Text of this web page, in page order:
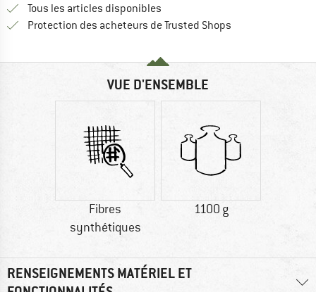
Tous les articles disponibles
Protection des acheteurs de Trusted Shops
VUE D'ENSEMBLE
Fibres
synthétiques
1100 g
RENSEIGNEMENTS MATÉRIEL ET